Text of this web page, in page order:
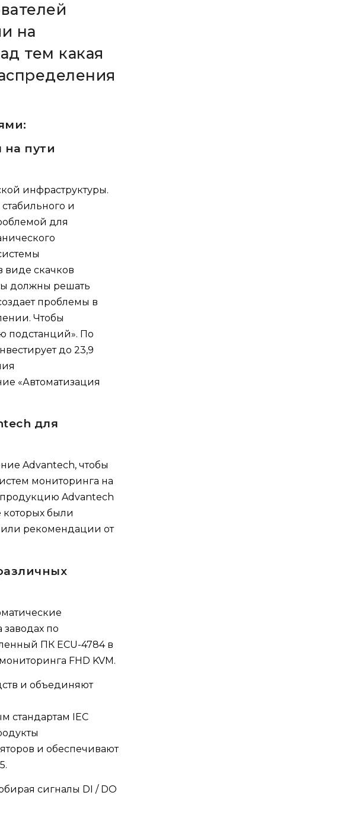
на
тем какая
пути
инфраструктуры.
и
для
скачков
должны решать
проблемы в
Чтобы
подстанций». По
до 23,9
«Автоматизация
для
Advantech, чтобы
мониторинга на
Advantech
которых были
рекомендации от
по
ПК ECU-4784 в
FHD KVM.
и объединяют
стандартам IEC
и обеспечивают
сигналы DI / DO